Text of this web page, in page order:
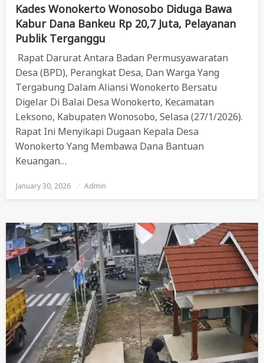
Kades Wonokerto Wonosobo Diduga Bawa
Kabur Dana Bankeu Rp 20,7 Juta, Pelayanan
Publik Terganggu
Rapat Darurat Antara Badan Permusyawaratan
Desa (BPD), Perangkat Desa, Dan Warga Yang
Tergabung Dalam Aliansi Wonokerto Bersatu
Digelar Di Balai Desa Wonokerto, Kecamatan
Leksono, Kabupaten Wonosobo, Selasa (27/1/2026).
Rapat Ini Menyikapi Dugaan Kepala Desa
Wonokerto Yang Membawa Dana Bantuan
Keuangan…
Posted
January 30, 2026 Admin